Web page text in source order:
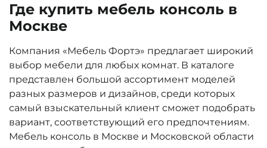
Где купить мебель консоль в
Москве
Компания «Мебель Фортэ» предлагает широкий
выбор мебели для любых комнат. В каталоге
представлен большой ассортимент моделей
разных размеров и дизайнов, среди которых
самый взыскательный клиент сможет подобрать
вариант, соответствующий его предпочтениям.
Мебель консоль в Москве и Московской области